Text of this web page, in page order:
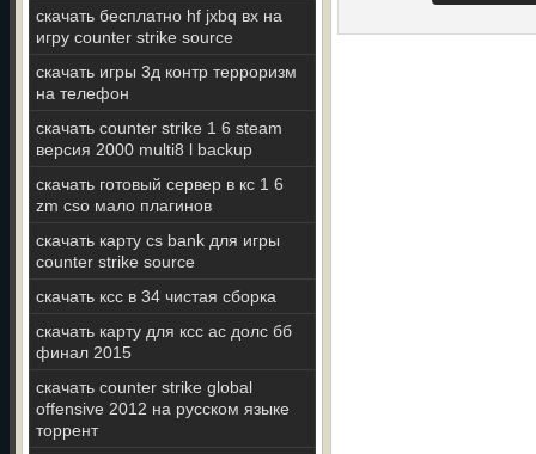
скачать бесплатно hf jxbq вх на
игру counter strike source
скачать игры 3д контр терроризм
на телефон
скачать counter strike 1 6 steam
версия 2000 multi8 l backup
скачать готовый сервер в кс 1 6
zm cso мало плагинов
скачать карту cs bank для игры
counter strike source
скачать ксс в 34 чистая сборка
скачать карту для ксс ас долс бб
финал 2015
скачать counter strike global
offensive 2012 на русском языке
торрент